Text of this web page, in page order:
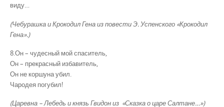
виду…
(Чебурашка и Крокодил Гена из повести Э. Успенского «Крокодил
Гена».)
8.Он – чудесный мой спаситель,
Он – прекрасный избавитель,
Он не коршуна убил.
Чародея погубил!
(Царевна – Лебедь и князь Гвидон из «Сказка о царе Салтане…»)